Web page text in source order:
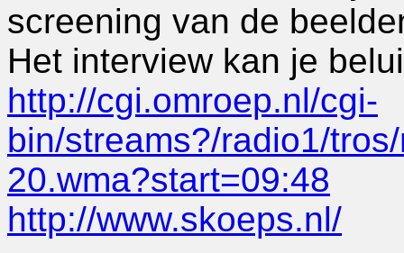
screening van de
Het interview kan je
http://cgi.omroep.nl/cgi-
bin/streams?/radio1/
20.wma?start=09:48
http://www.skoeps.nl/